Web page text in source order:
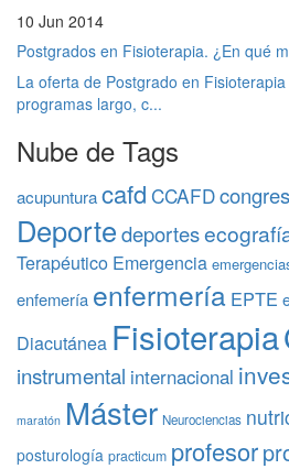
10 Jun 2014
Postgrados en Fisioterapia. ¿En qué
La oferta de Postgrado en
programas largo, c...
Nube de Tags
acupunturacafd CCAFD
Deportedeportes
Terapéutico Emergencia
enfemería enfermería EPTE
Diacutánea Fisioterapia
instrumental internacional
maratón Máster Neurociencias
posturología practicum profesor